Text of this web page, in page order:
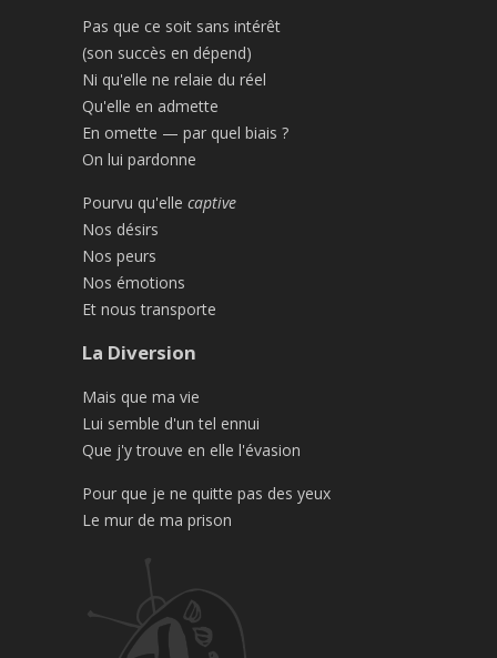
Pas que ce soit sans intérêt
(son succès en dépend)
Ni qu'elle ne relaie du réel
Qu'elle en admette
En omette — par quel biais ?
On lui pardonne
Pourvu qu'elle captive
Nos désirs
Nos peurs
Nos émotions
Et nous transporte
La Diversion
Mais que ma vie
Lui semble d'un tel ennui
Que j'y trouve en elle l'évasion
Pour que je ne quitte pas des yeux
Le mur de ma prison